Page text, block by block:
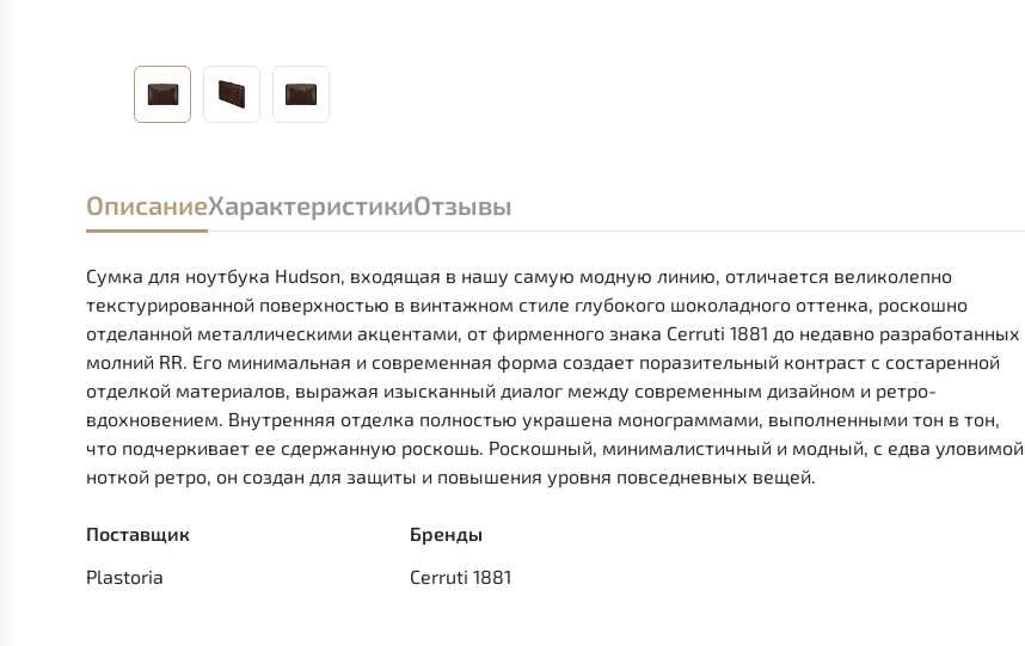
ОписаниеХарактеристикиОтзывы
Сумка для ноутбука Hudson, входящая в нашу самую модную линию, отличается великолепно
текстурированной поверхностью в винтажном стиле глубокого шоколадного оттенка, роскошно
отделанной металлическими акцентами, от фирменного знака Cerruti 1881 до недавно разработанных
молний RR. Его минимальная и современная форма создает поразительный контраст с состаренной
отделкой материалов, выражая изысканный диалог между современным дизайном и ретро-
вдохновением. Внутренняя отделка полностью украшена монограммами, выполненными тон в тон,
что подчеркивает ее сдержанную роскошь. Роскошный, минималистичный и модный, с едва уловимой
ноткой ретро, он создан для защиты и повышения уровня повседневных вещей.
Поставщик
Plastoria
Бренды
Cerruti 1881